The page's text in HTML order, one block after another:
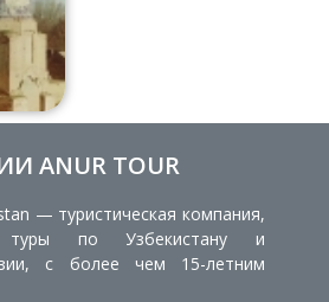
ANUR TOUR
— туристическая компания,
туры по Узбекистану и
с более чем 15-летним